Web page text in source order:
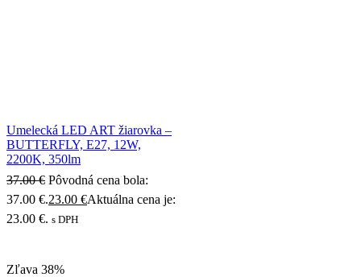
Umelecká LED ART žiarovka –
BUTTERFLY, E27, 12W,
2200K, 350lm
37.00€ Pôvodná cena bola:
37.00 €.23.00 €Aktuálna cena je:
23.00 €. s DPH
Zľava 38%